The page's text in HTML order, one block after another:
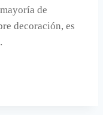
de
decoración, es